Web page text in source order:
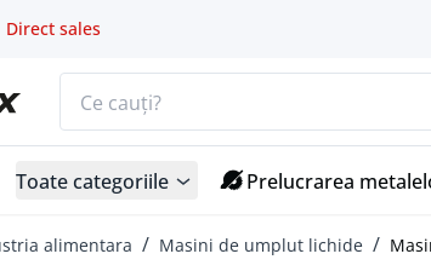
Direct sales
Toate categoriile Prelucrarea
alimentara Masini de umplut lichide